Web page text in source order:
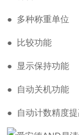
● 多种称重单位
● 比较功能
● 显示保持功能
● 自动关机功能
● 自动计数精度